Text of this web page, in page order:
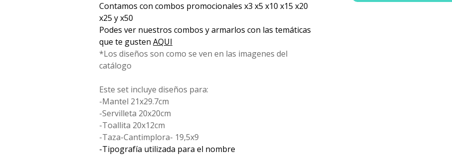
Contamos con combos promocionales x3 x5 x10 x15 x20
x25 y x50
Podes ver nuestros combos y armarlos con las temáticas
que te gusten AQUI
*Los diseños son como se ven en las imagenes del
catálogo
Este set incluye diseños para:
-Mantel 21x29.7cm
-Servilleta 20x20cm
-Toallita 20x12cm
-Taza-Cantimplora- 19,5x9
-Tipografía utilizada para el nombre